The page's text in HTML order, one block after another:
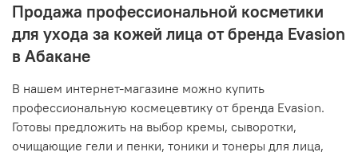
Продажа профессиональной косметики
для ухода за кожей лица от бренда Evasion
в Абакане
В нашем интернет-магазине можно купить
профессиональную космецевтику от бренда Evasion.
Готовы предложить на выбор кремы, сыворотки,
очищающие гели и пенки, тоники и тонеры для лица,